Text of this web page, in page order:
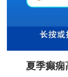
夏季癫痫